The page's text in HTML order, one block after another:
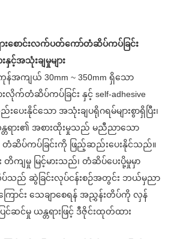
စောင်းလက်ပတ်ကော်တံဆိပ်ကပ်ခြင်း
နှင့်အသုံးချမှုများ
အကျယ် 30mm ~ 350mm ရှိသော
က်တံဆိပ်ကပ်ခြင်း နှင့် self-adhesive
ေးနိုင်သော အသုံးချပရိုဂရမ်များစွာရှိပြီး၊
တရား၏ အစားထိုးမှုသည် မညီညာသော
ကို တံဆိပ်ကပ်ခြင်းကို ဖြည့်ဆည်းပေးနိုင်သည်။
တိကျမှု မြင့်မားသည်၊ တံဆိပ်ပေးပို့မှုမှာ
ည် ဆွဲခြင်းလုပ်ငန်းစဉ်အတွင်း ဘယ်မှညာ
ောင်း သေချာစေရန် အညွှန်းတိပ်ကို လှန်
ဆင်မှု ယန္တရားဖြင့် ဒီဇိုင်းထုတ်ထား